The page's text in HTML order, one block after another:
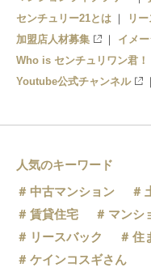
センチュリー21とは
リ
加盟店人材募集
イメ
Who is センチュリワン君！
Youtube公式チャンネル
人気のキーワード
中古マンション
賃貸住宅
マンシ
リースバック
住
ケインコスギさん